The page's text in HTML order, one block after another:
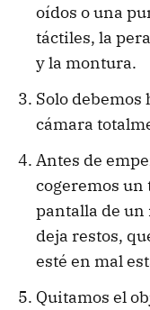
oídos o una
táctiles, la
y la montura.
Solo debemos
cámara
Antes de
cogeremos un
pantalla de
deja restos,
esté en mal
Quitamos el